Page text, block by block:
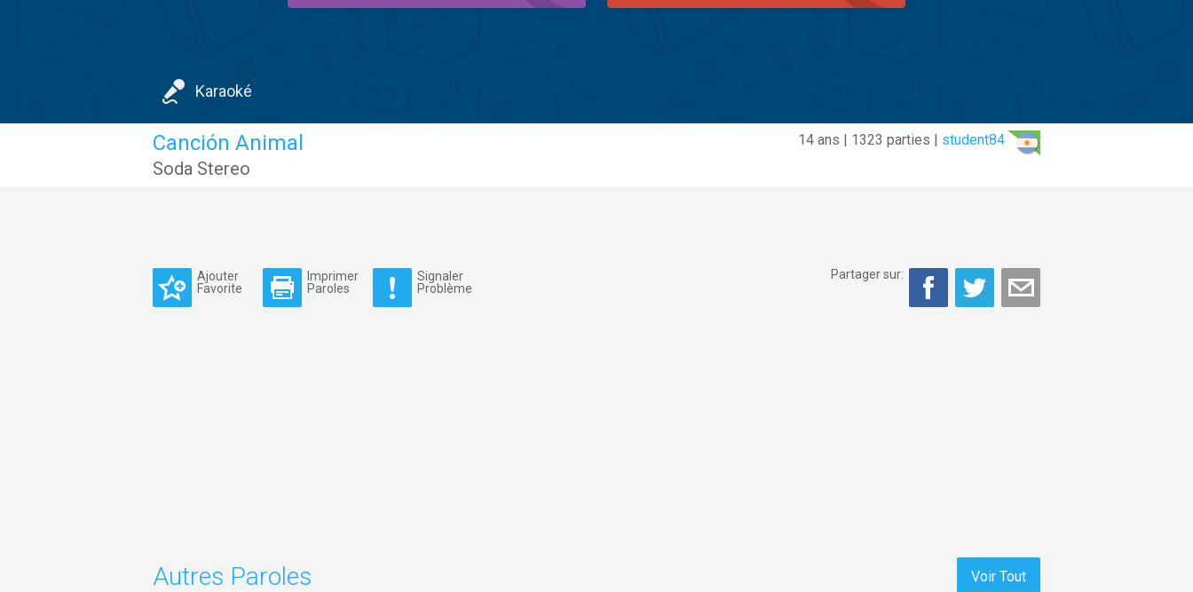
Karaoké
14 ans | 1323 parties | student84
Canción Animal
Soda Stereo
Ajouter
Favorite
Imprimer
Paroles
Signaler
Problème
Partager sur:
Voir Tout
Autres Paroles